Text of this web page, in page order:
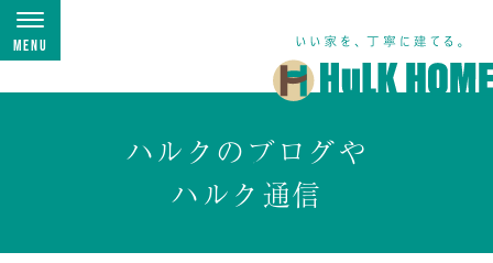
Menu
ハルクのブログや
ハルク通信